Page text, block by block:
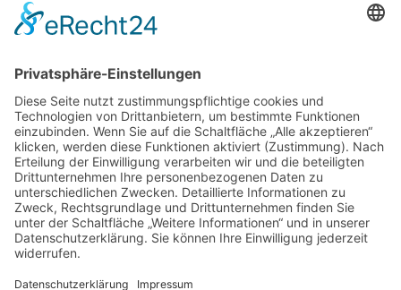
Weitere Informationen
Kontakt
Newsletter
FAQ
Schlagworte
Datenschutz
Impressum